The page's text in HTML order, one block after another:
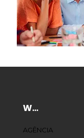
W…
AGÊNCIA